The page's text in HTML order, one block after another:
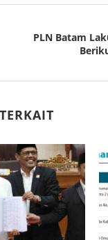
PLN Batam